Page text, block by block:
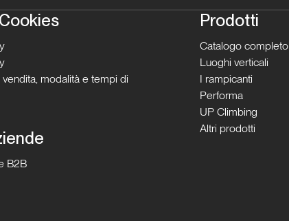
modalità e tempi di
B2B
Prodotti
Catalogo completo
Luoghi verticali
I rampicanti
Performa
UP Climbing
Altri prodotti